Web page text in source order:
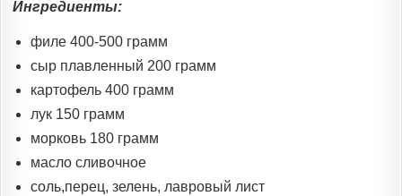
Ингредиенты:
филе 400-500 грамм
сыр плавленный 200 грамм
картофель 400 грамм
лук 150 грамм
морковь 180 грамм
масло сливочное
соль,перец, зелень, лавровый лист